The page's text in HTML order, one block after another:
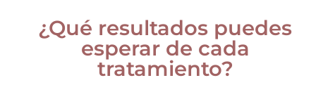
¿Qué resultados puedes
esperar de cada
tratamiento?